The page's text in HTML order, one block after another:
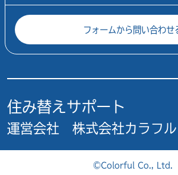
フォームから問い合わせ
住み替えサポート
運営会社 株式会社カラフル
©Colorful Co., Ltd.